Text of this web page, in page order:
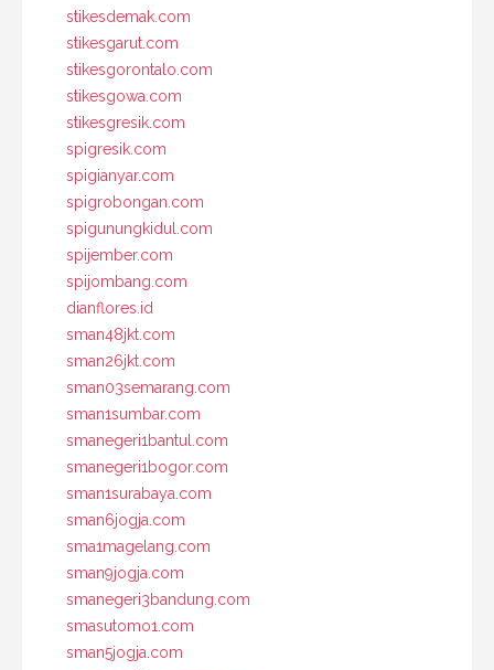
stikesdemak.com
stikesgarut.com
stikesgorontalo.com
stikesgowa.com
stikesgresik.com
spigresik.com
spigianyar.com
spigrobongan.com
spigunungkidul.com
spijember.com
spijombang.com
dianflores.id
sman48jkt.com
sman26jkt.com
sman03semarang.com
sman1sumbar.com
smanegeri1bantul.com
smanegeri1bogor.com
sman1surabaya.com
sman6jogja.com
sma1magelang.com
sman9jogja.com
smanegeri3bandung.com
smasutomo1.com
sman5jogja.com